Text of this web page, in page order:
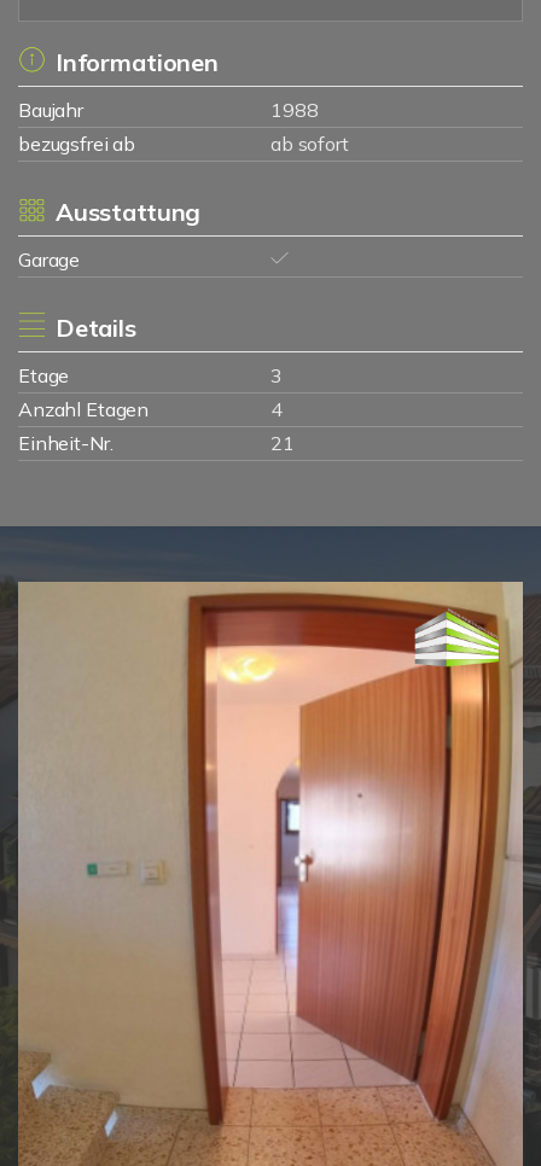
Informationen
Baujahr
1988
bezugsfrei ab
ab sofort
Ausstattung
Garage
Details
Etage
3
Anzahl Etagen
4
Einheit-Nr.
21